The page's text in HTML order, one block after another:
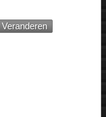
Veranderen